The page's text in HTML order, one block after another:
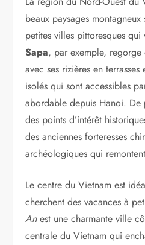
beaux paysages
petites villes pittoresques
Sapa, par exemple, regorge
avec ses rizières en
isolés qui sont accessibles
abordable depuis Hanoi. De
des points d’intérêt
des anciennes forteresses
archéologiques qui
Le centre du Vietnam est
cherchent des vacances à
Anest une charmante ville
centrale du Vietnam qui